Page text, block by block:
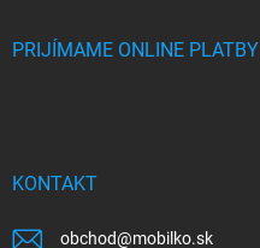
PRIJÍMAME ONLINE PLATBY
KONTAKT
obchod@mobilko.sk